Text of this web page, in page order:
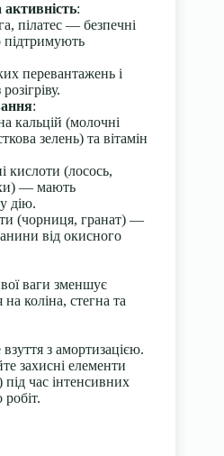
:
пілатес — безпечні
перевантажень і
:
кальцій (молочні
зелень) та вітамін
кислоти (лосось,
— мають
дію.
(чорниця, гранат) —
від окисного
ваги зменшує
коліна, стегна та
з амортизацією.
захисні елементи
час інтенсивних